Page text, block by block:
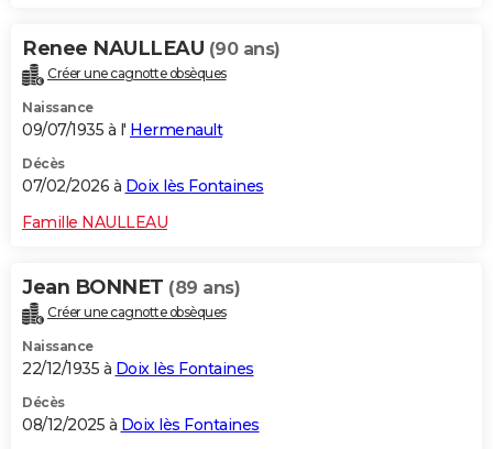
Renee NAULLEAU (90 ans)
Créer une cagnotte obsèques
Naissance
09/07/1935 à l' Hermenault
Décès
07/02/2026 à Doix lès Fontaines
Famille NAULLEAU
Jean BONNET (89 ans)
Créer une cagnotte obsèques
Naissance
22/12/1935 à Doix lès Fontaines
Décès
08/12/2025 à Doix lès Fontaines